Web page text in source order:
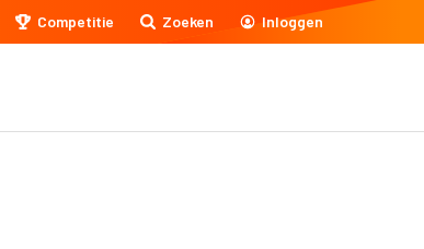
Competitie Zoeken Inloggen